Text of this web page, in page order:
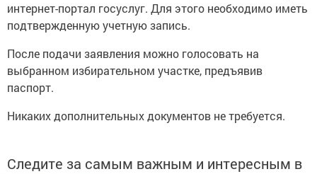
интернет-портал госуслуг. Для этого необходимо иметь
подтвержденную учетную запись.
После подачи заявления можно голосовать на
выбранном избирательном участке, предъявив
паспорт.
Никаких дополнительных документов не требуется.
Следите за самым важным и интересным в